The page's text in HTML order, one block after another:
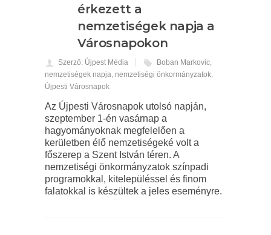
érkezett a
nemzetiségek napja a
Városnapokon
Szerző: Újpest Média Boban Markovic,
nemzetiségek napja, nemzetiségi önkormányzatok,
Újpesti Városnapok
Az Újpesti Városnapok utolsó napján,
szeptember 1-én vasárnap a
hagyományoknak megfelelően a
kerületben élő nemzetiségeké volt a
főszerep a Szent István téren. A
nemzetiségi önkormányzatok színpadi
programokkal, kitelepüléssel és finom
falatokkal is készültek a jeles eseményre.